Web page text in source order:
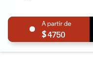
4750